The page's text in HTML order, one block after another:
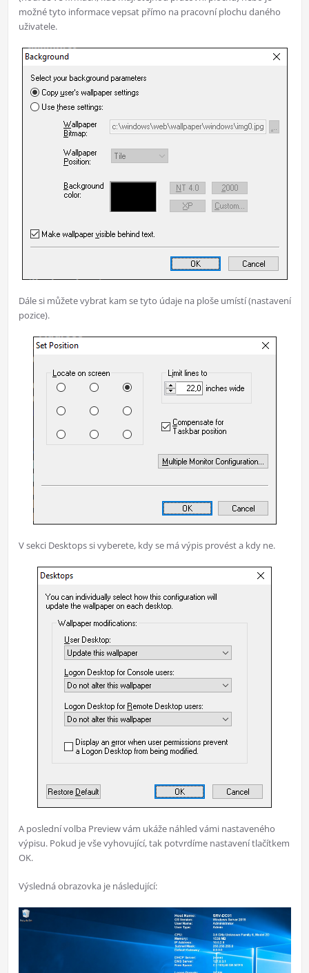
možné tyto informace vepsat přímo na pracovní plochu daného
uživatele.
Dále si můžete vybrat kam se tyto údaje na ploše umístí (nastavení
pozice).
V sekci Desktops si vyberete, kdy se má výpis provést a kdy ne.
A poslední volba Preview vám ukáže náhled vámi nastaveného
výpisu. Pokud je vše vyhovující, tak potvrdíme nastavení tlačítkem
OK.
Výsledná obrazovka je následující: